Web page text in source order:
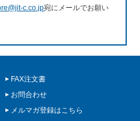
c.co.jp宛にメールでお願い
FAX注文書
お問合わせ
メルマガ登録はこちら